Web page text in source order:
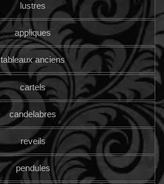
lustres
appliques
tableaux anciens
cartels
candelabres
reveils
pendules